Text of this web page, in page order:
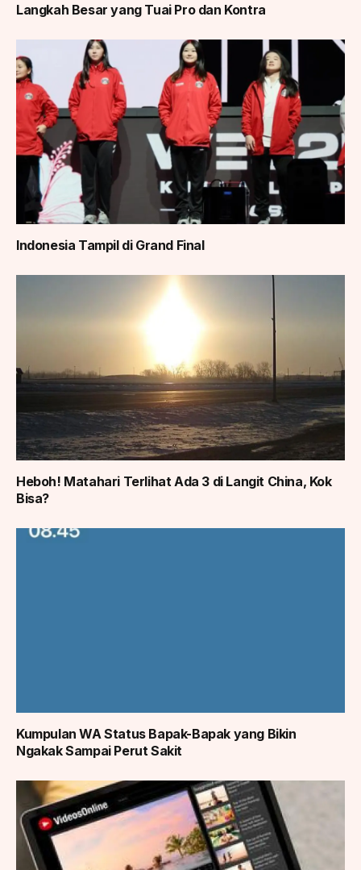
Langkah Besar yang Tuai Pro dan Kontra
Indonesia Tampil di Grand Final
Heboh! Matahari Terlihat Ada 3 di Langit China, Kok
Bisa?
Kumpulan WA Status Bapak-Bapak yang Bikin
Ngakak Sampai Perut Sakit